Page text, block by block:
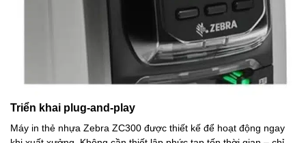
Triển khai plug-and-play
Máy in thẻ nhựa Zebra ZC300 được thiết kế để hoạt động ngay